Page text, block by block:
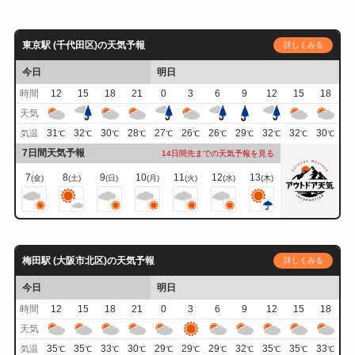
東京駅 (千代田区)の天気予報 詳しくみる
今日
明日
時間
12 15 18 21 0 3 6 9 12 15
18
天気
気温 31℃ 32℃ 30℃ 28℃ 27℃ 26℃ 26℃ 29℃ 32℃ 32℃ 30℃
7日間天気予報 14日間先までの天気予報を見る
7(金) 8(土) 9(日) 10(月) 11 (火) 12(水) 13(木)
梅田駅 (大阪市北区)の天気予報 詳しくみる
今日
明日
時間
12 15 18 21 0 3 6 9 12 15
18
天気
気温 35℃ 35℃ 33℃ 30℃ 29℃ 29℃ 29℃ 32℃ 35℃ 35℃ 33℃